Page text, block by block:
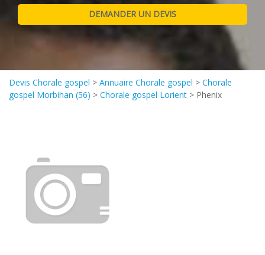
Devis Chorale gospel > Annuaire Chorale gospel > Chorale
gospel Morbihan (56) > Chorale gospel Lorient > Phenix